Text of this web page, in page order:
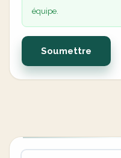
équipe.
Soumettre